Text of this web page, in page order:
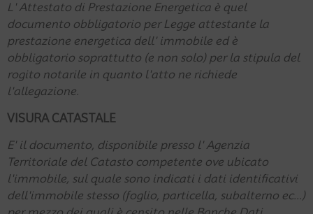
L' Attestato di Prestazione Energetica è quel
documento obbligatorio per Legge attestante la
prestazione energetica dell' immobile ed è
obbligatorio soprattutto (e non solo) per la stipula del
rogito notarile in quanto l'atto ne richiede
l'allegazione.
VISURA CATASTALE
E' il documento, disponibile presso l' Agenzia
Territoriale del Catasto competente ove ubicato
l'immobile, sul quale sono indicati i dati identificativi
dell'immobile stesso (foglio, particella, subalterno ec...)